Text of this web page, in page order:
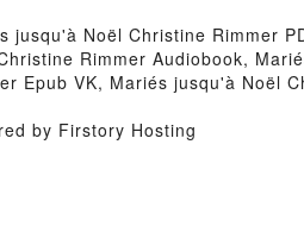
jusqu'à Noël Christine Rimmer
Rimmer Audiobook,
Epub VK, Mariés jusqu'à Noël
by Firstory Hosting